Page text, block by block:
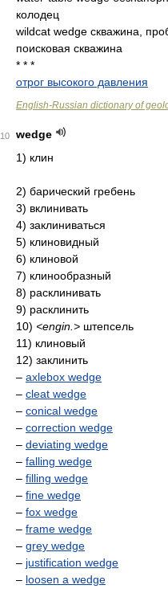
колодец
wildcat wedge скважина,
поисковая скважина
* * *
отрог высокого давления
English-Russian dictionary of
10
wedge
1) клин
2) барический гребень
3) вклинивать
4) заклиниваться
5) клиновидный
6) клиновой
7) клинообразный
8) расклинивать
9) расклинить
10) <engin.> штепсель
11) клиновый
12) заклинить
– axlebox wedge
– cleat wedge
– conical wedge
– correction wedge
– deviating wedge
– falling wedge
– filling wedge
– fine wedge
– fox wedge
– frame wedge
– grey wedge
– justification wedge
– loosen a wedge